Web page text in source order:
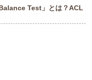
Test」とは？ACL